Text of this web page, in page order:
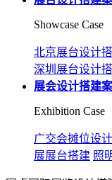
Showcase Case
北京展台设计
深圳展台设计
展会设计搭建
Exhibition Case
广交会摊位设计
展展台搭建 照